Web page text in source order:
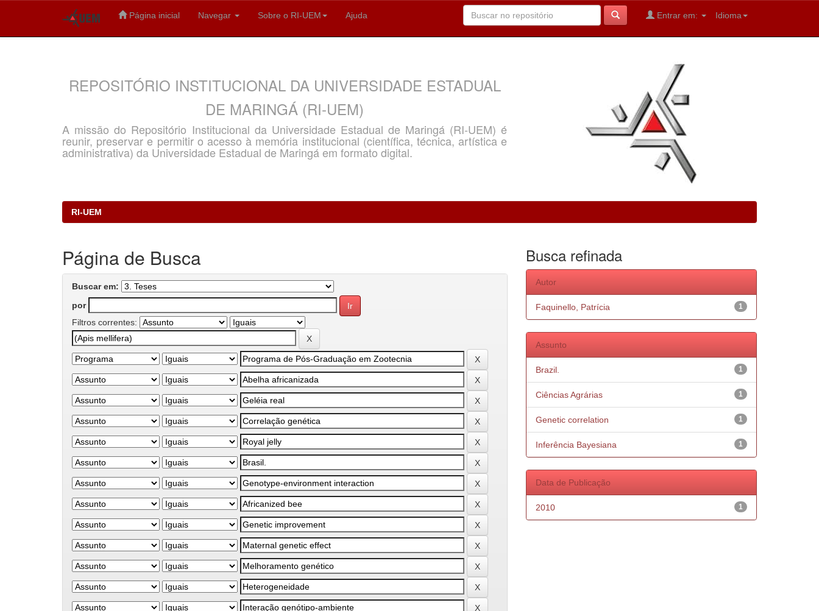
Página inicial Navegar Sobre o RI-UEM Ajuda Idioma
Entrar em:
REPOSITÓRIO INSTITUCIONAL DA UNIVERSIDADE ESTADUAL
DE MARINGÁ (RI-UEM)
A missão do Repositório Institucional da Universidade Estadual de Maringá (RI-UEM) é
reunir, preservar e permitir o acesso à memória institucional (científica, técnica, artística e
administrativa) da Universidade Estadual de Maringá em formato digital.
RI-UEM
Página de Busca
Buscar em:
por
Filtros correntes:
Busca refinada
Autor
1
Faquinello, Patrícia
Assunto
1
Brazil.
1
Ciências Agrárias
1
Genetic correlation
1
Inferência Bayesiana
Data de Publicação
1
2010